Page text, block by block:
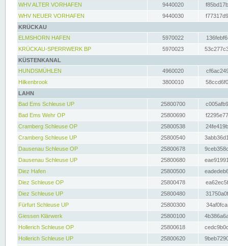
WHV ALTER VORHAFEN
9440020
WHV NEUER VORHAFEN
9440030
KRÜCKAU
ELMSHORN HAFEN
5970022
KRÜCKAU-SPERRWERK BP
5970023
KÜSTENKANAL
HUNDSMÜHLEN
4960020
Hilkenbrook
3800010
LAHN
Bad Ems Schleuse UP
25800700
Bad Ems Wehr OP
25800690
Cramberg Schleuse OP
25800538
Cramberg Schleuse UP
25800540
Dausenau Schleuse OP
25800678
Dausenau Schleuse UP
25800680
Diez Hafen
25800500
Diez Schleuse OP
25800478
Diez Schleuse UP
25800480
Fürfurt Schleuse UP
25800300
Giessen Klärwerk
25800100
Hollerich Schleuse OP
25800618
Hollerich Schleuse UP
25800620